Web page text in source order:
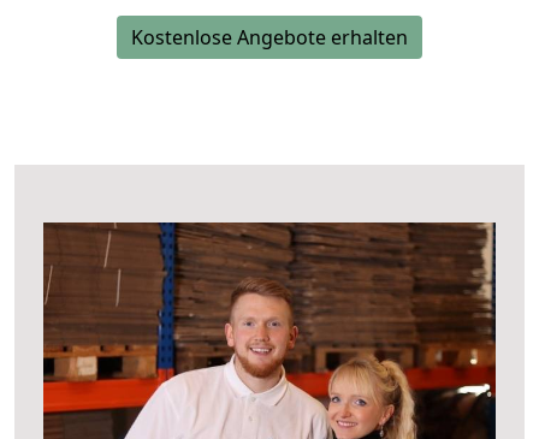
Kostenlose Angebote erhalten